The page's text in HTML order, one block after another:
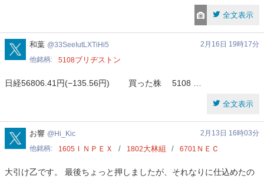
全文表示
33SeeIutLXTiHi5
和葉 33SeeIutLXTiHi5
2月16日 19時17分
他銘柄
5108ブリヂストン
日経56806.41円(−135.56円) 買った株 5108 …
全文表示
Hi_Kic
お響 Hi_Kic
2月13日 16時03分
他銘柄
1605 ＩＮＰＥＸ 1802大林組 6701 ＮＥＣ
大引け乙です。 最後ちょっと押しましたが、それなりに仕込めたの